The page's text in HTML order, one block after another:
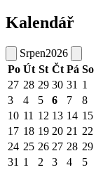
Kalendář
Srpen2026
Po Út St Čt Pá So
27 28 29 30 31 1
3
4 5 6 7 8
10 11 12 13 14 15
17 18 19 20 21 22
24 25 26 27 28 29
31 1 2 3 4 5